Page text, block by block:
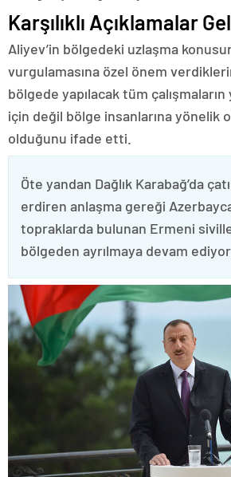
Karşılıklı Açıklamalar
Aliyev’in bölgedeki uzlaşma
vurgulamasına özel önem
bölgede yapılacak tüm çalışmaların
için değil bölge insanlarına yönelik
olduğunu ifade etti.
Öte yandan Dağlık Karabağ’da
erdiren anlaşma gereği
topraklarda bulunan Ermeni
bölgeden ayrılmaya devam ediyor.